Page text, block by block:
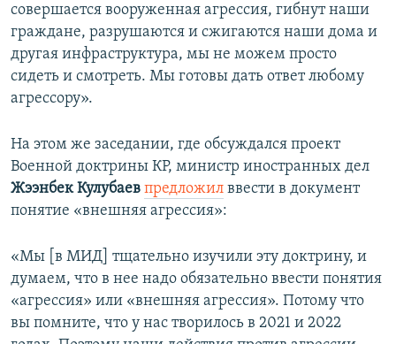
совершается вооруженная агрессия, гибнут наши
граждане, разрушаются и сжигаются наши дома и
другая инфраструктура, мы не можем просто
сидеть и смотреть. Мы готовы дать ответ любому
агрессору».
На этом же заседании, где обсуждался проект
Военной доктрины КР, министр иностранных дел
Жээнбек Кулубаев предложил ввести в документ
понятие «внешняя агрессия»:
«Мы [в МИД] тщательно изучили эту доктрину, и
думаем, что в нее надо обязательно ввести понятия
«агрессия» или «внешняя агрессия». Потому что
вы помните, что у нас творилось в 2021 и 2022